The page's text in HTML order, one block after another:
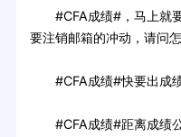
#CFA成绩#，马上就要
要注销邮箱的冲动，请问
#CFA成绩#快要出成绩
#CFA成绩#距离成绩公